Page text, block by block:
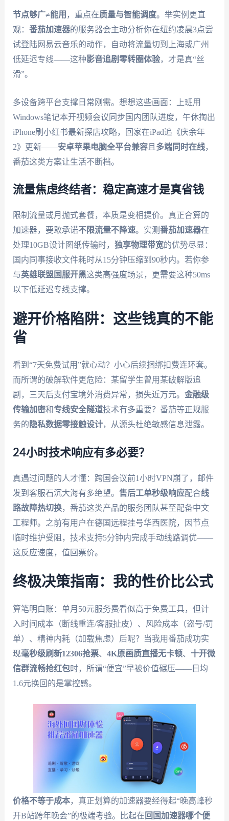
节点够广≠能用 ，重点在质量与智能调度。举实例更直
观： 番茄加速器的服务器会主动分析你在纽约凌晨3点尝
试登陆网易云音乐的动作，自动将流量切到上海或广州
低延迟专线——这种影音追剧零转圈体验，才是真“丝
滑”。
多设备跨平台支撑日常刚需。想想这些画面：上班用
Windows笔记本开视频会议同步国内团队进度，午休掏出
iPhone刷小红书最新探店攻略，回家在iPad追《庆余年
2》更新——安卓苹果电脑全平台兼容且 多端同时在线，
番茄这类方案让生活不断档。
流量焦虑终结者：稳定高速才是真省钱
限制流量或月抛式套餐，本质是变相提价。真正合算的
加速器，要敢承诺不限流量不降速。实测番茄加速器在
处理10GB设计图纸传输时， 独享物理带宽的优势尽显：
国内同事接收文件耗时从15分钟压缩到90秒内。若你参
与英雄联盟国服开黑这类高强度场景，更需要这种50ms
以下低延迟专线支撑。
避开价格陷阱：这些钱真的不能
省
看到“7天免费试用”就心动？小心后续捆绑扣费连环套。
而所谓的破解软件更危险：某留学生曾用某破解版追
剧，三天后支付宝境外消费异常，损失近万元。 金融级
传输加密和专线安全隧道技术有多重要？番茄等正规服
务的 隐私数据零接触设计，从源头杜绝敏感信息泄露。
24小时技术响应有多必要？
真遇过问题的人才懂：跨国会议前1小时VPN崩了，邮件
发到客服石沉大海有多绝望。 售后工单秒级响应配合线
路故障热切换，番茄这类产品的服务团队甚至配备中文
工程师。之前有用户在德国远程挂号华西医院，因节点
临时维护受阻，技术支持5分钟内完成手动线路调优——
这反应速度，值回票价。
终极决策指南：我的性价比公式
算笔明白账：单月50元服务费看似高于免费工具，但计
入时间成本（断线重连/客服扯皮）、风险成本（盗号/罚
单）、精神内耗（加载焦虑）后呢？当我用番茄成功实
现毫秒级刷新12306抢票、 4K原画质直播无卡顿、 十开微
信群流畅抢红包时，所谓“便宜”早被价值碾压——日均
1.6元换回的是掌控感。
价格不等于成本，真正划算的加速器要经得起“晚高峰秒
开B站跨年晚会”的极端考验。比起在 回国加速器哪个便